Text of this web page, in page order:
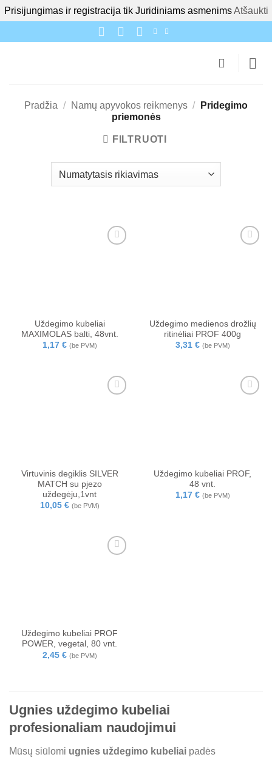
Prisijungimas ir registracija tik Juridiniams asmenimsAtšaukti
to
Pradžia / Namų apyvokos reikmenys /
Pridegimo
priemonės
FILTRUOTI
Uždegimo kubeliai
MAXIMOLAS balti, 48vnt.
1,17 € (be PVM)
Uždegimo medienos drožlių
ritinėliai PROF 400g
3,31 € (be PVM)
Virtuvinis degiklis SILVER
MATCH su pjezo
uždegėju,1vnt
10,05 € (be PVM)
Uždegimo kubeliai PROF,
48 vnt.
1,17 € (be PVM)
Uždegimo kubeliai PROF
POWER, vegetal, 80 vnt.
2,45 € (be PVM)
Ugnies uždegimo kubeliai
profesionaliam naudojimui
Mūsų siūlomi ugnies uždegimo kubeliai padės